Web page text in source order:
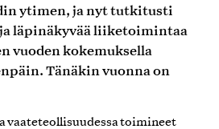
ytimen, ja nyt tutkitusti
läpinäkyvää liiketoimintaa
vuoden kokemuksella
Tänäkin vuonna on
vaateteollisuudessa toimineet